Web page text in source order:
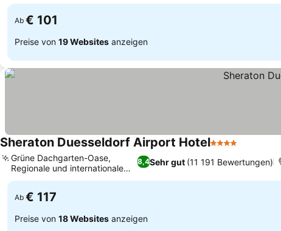
Ab € 101
Preise von 19 Websites anzeigen
Sheraton Duesseldorf Airport Hotel4 Sterne
8,4Sehr gut (11 191 Bewertungen)
Grüne Dachgarten-Oase,
Regionale und internationale
Küche
Ab € 117
Preise von 18 Websites anzeigen